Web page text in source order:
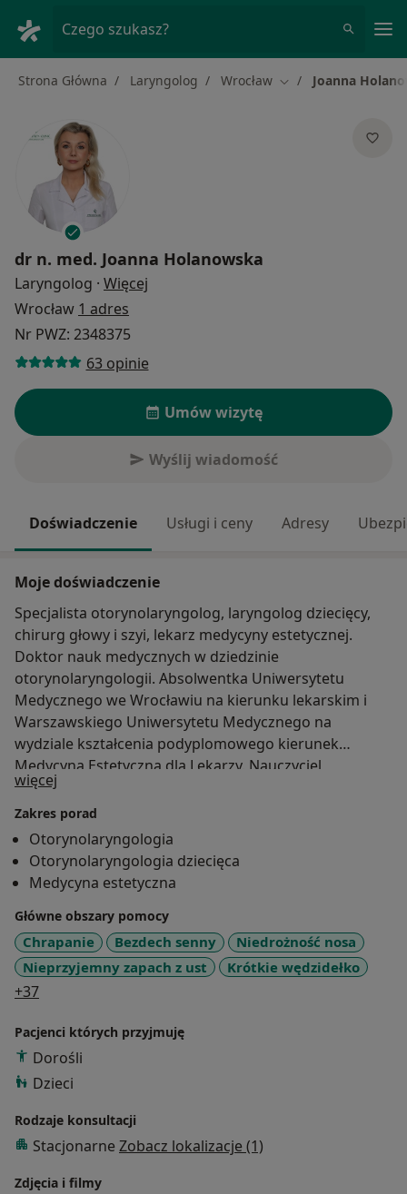
Czego szukasz?
Strona Główna Laryngolog Wrocław Zmień miasto
Joanna
dr n. med. Joanna Holanowska
Laryngolog · Więcej
Wrocław 1 adres
Nr PWZ: 2348375
63 opinie
Umów wizytę
Wyślij wiadomość
Doświadczenie Usługi i ceny Adresy
Moje doświadczenie
Specjalista otorynolaryngolog, laryngolog dziecięcy,
chirurg głowy i szyi, lekarz medycyny estetycznej.
Doktor nauk medycznych w dziedzinie
otorynolaryngologii. Absolwentka Uniwersytetu
Medycznego we Wrocławiu na kierunku lekarskim i
Warszawskiego Uniwersytetu Medycznego na
wydziale kształcenia podyplomowego kierunek
Medycyna Estetyczna dla Lekarzy. Nauczyciel
akademicki przedmiotu otorynolaryngologia na
wydziale lekarskim i lekarsko-stomatologicznym
Uniwersytetu Medycznego we Wrocławiu. Członek
Polskiego Towarzystwa Otorynolaryngologów,
Chirurgów Głowy i Szyi i Polskiego Towarzystwa
Medycyny Estetycznej i Anty-Aging. Doświadczony
klinicysta z 15 letnim stażem zawodowym.
więcej
Zakres porad
Otorynolaryngologia
Otorynolaryngologia dziecięca
Medycyna estetyczna
Główne obszary pomocy
Chrapanie Bezdech senny
Niedrożność nosa
Nieprzyjemny zapach z ust
Krótkie wędzidełko
+37a11y_sr_more_diseases
Pacjenci których przyjmuję
Dorośli
Dzieci
Rodzaje konsultacji
Stacjonarne Zobacz lokalizacje (1)
Zdjęcia i filmy